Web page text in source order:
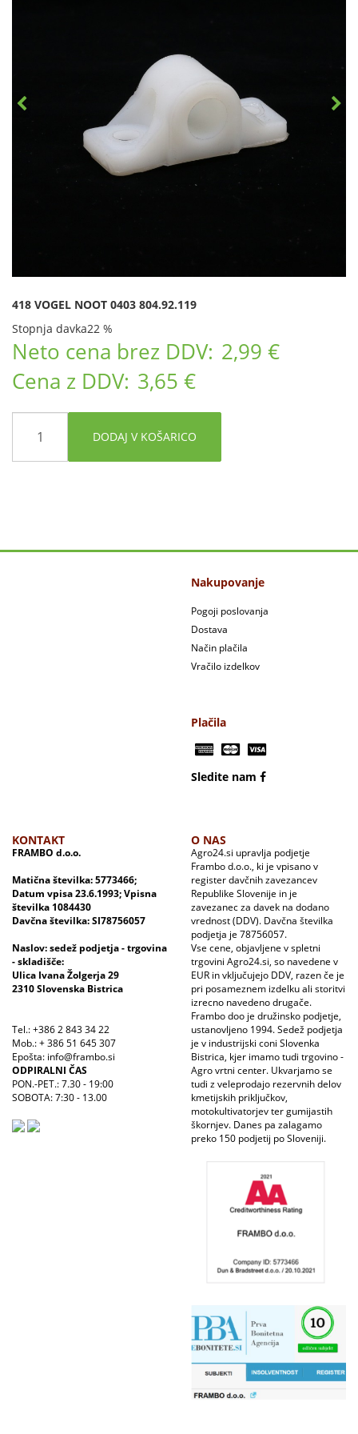
418 VOGEL NOOT 0403 804.92.119
Stopnja davka22 %
Neto cena brez DDV: 2,99 €
Cena z DDV: 3,65 €
DODAJ V KOŠARICO
Nakupovanje
Pogoji poslovanja
Dostava
Način plačila
Vračilo izdelkov
Plačila
Sledite nam
KONTAKT
FRAMBO d.o.o.
Matična številka: 5773466;
Datum vpisa 23.6.1993; Vpisna
številka 1084430
Davčna številka: SI78756057
Naslov: sedež podjetja - trgovina
- skladišče:
Ulica Ivana Žolgerja 29
2310 Slovenska Bistrica
Tel.: +386 2 843 34 22
Mob.: + 386 51 645 307
Epošta: info@frambo.si
ODPIRALNI ČAS
PON.-PET.: 7.30 - 19:00
SOBOTA: 7:30 - 13.00
O NAS
Agro24.si upravlja podjetje
Frambo d.o.o., ki je vpisano v
register davčnih zavezancev
Republike Slovenije in je
zavezanec za davek na dodano
vrednost (DDV). Davčna številka
podjetja je 78756057.
Vse cene, objavljene v spletni
trgovini Agro24.si, so navedene v
EUR in vključujejo DDV, razen če je
pri posameznem izdelku ali storitvi
izrecno navedeno drugače.
Frambo doo je družinsko podjetje,
ustanovljeno 1994. Sedež podjetja
je v industrijski coni Slovenka
Bistrica, kjer imamo tudi trgovino -
Agro vrtni center. Ukvarjamo se
tudi z veleprodajo rezervnih delov
kmetijskih priključkov,
motokultivatorjev ter gumijastih
škornjev. Danes pa zalagamo
preko 150 podjetij po Sloveniji.